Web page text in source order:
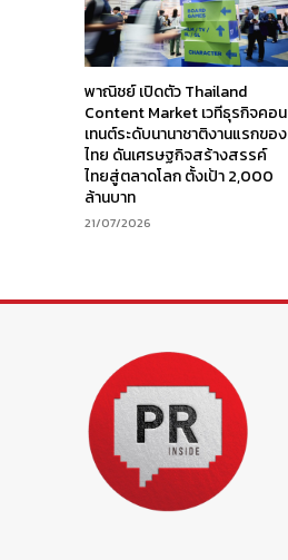
พาณิชย์ เปิดตัว Thailand
Content Market เวทีธุรกิจคอน
เทนต์ระดับนานาชาติงานแรกของ
ไทย ดันเศรษฐกิจสร้างสรรค์
ไทยสู่ตลาดโลก ตั้งเป้า 2,000
ล้านบาท
21/07/2026